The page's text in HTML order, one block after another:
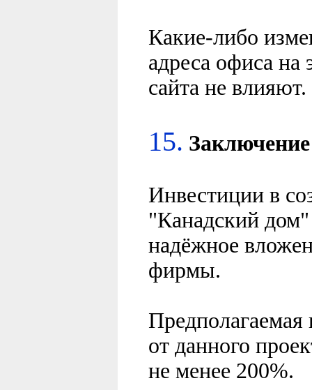
Какие-либо
адреса офиса на
сайта не влияют.
15. Заключение
Инвестиции в
"Канадский
надёжное
фирмы.
Предполагаемая
от данного
не менее 200%.